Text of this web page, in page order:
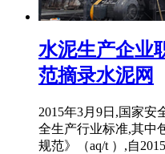
水泥生产企业
范摘录水泥网
2015年3月9日,国家安
全生产行业标准,其中
规范》（aq/t ）,自